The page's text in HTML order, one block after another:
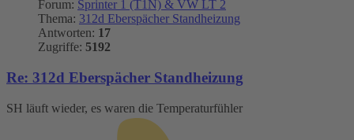
Forum: Sprinter 1 (T1N) & VW LT 2
Thema: 312d Eberspächer Standheizung
Antworten: 17
Zugriffe: 5192
Re: 312d Eberspächer Standheizung
SH läuft wieder, es waren die Temperaturfühler